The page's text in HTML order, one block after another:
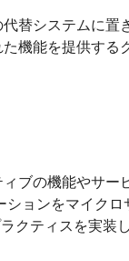
替システムに置
機能を提供する
ブの機能やサー
ョンをマイク
クティスを実装